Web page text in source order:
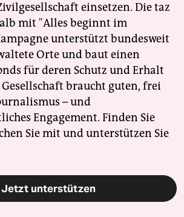
einsetzen. Die taz
mit "Alles beginnt im
unterstützt bundesweit
Orte und baut einen
für deren Schutz und Erhalt
braucht guten, frei
– und
Engagement. Finden Sie
Sie mit und unterstützen Sie
Jetzt unterstützen